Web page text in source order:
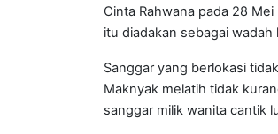
Cinta Rahwana pada 28
itu diadakan sebagai
Sanggar yang berlokasi
Maknyak melatih tidak
sanggar milik wanita cantik